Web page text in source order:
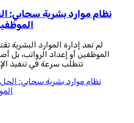
نظام موارد بشرية سحابي:
لم تعد إدارة الموارد البشرية
الموظفين أو إعداد الرواتب، بل
تتطلب سرعة في تنفيذ
نظام موارد بشرية سحابي: الحل